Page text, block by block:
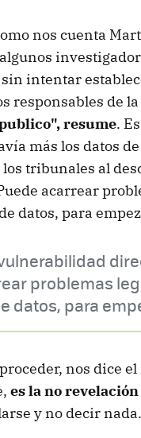
nos cuenta
intentar
responsables de
resume.
más los datos
tribunales al
acarrear
datos, para
problemas
datos, para
nos dice
es la no revelación
y no decir nada.